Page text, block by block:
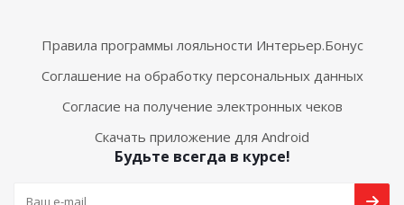
Правила программы лояльности Интерьер.Бонус
Соглашение на обработку персональных данных
Согласие на получение электронных чеков
Скачать приложение для Android
Будьте всегда в курсе!